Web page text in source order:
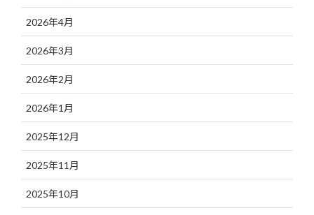
2026年4月
2026年3月
2026年2月
2026年1月
2025年12月
2025年11月
2025年10月